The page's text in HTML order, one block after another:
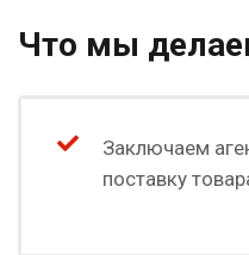
Что мы
Заключаем
поставку